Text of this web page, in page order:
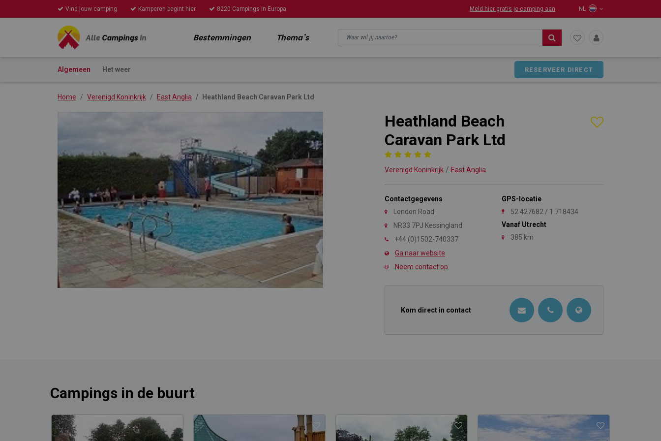
Vind jouw camping Kamperen begint hier 8220 Campings in Europa Meld hier gratis je camping aan NL
Bestemmingen Thema's
Algemeen Het weer RESERVEER DIRECT
Home Verenigd Koninkrijk East Anglia Heathland Beach Caravan Park Ltd
Heathland Beach
Caravan Park Ltd
Verenigd Koninkrijk / East Anglia
Contactgegevens
London Road
NR33 7PJ Kessingland
+44 (0)1502-740337
Ga naar website
Neem contact op
GPS-locatie
52.427682 / 1.718434
Vanaf Utrecht
385 km
Kom direct in contact
Campings in de buurt